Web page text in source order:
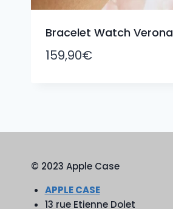
Bracelet Watch Verona
159,90€
© 2023 Apple Case
APPLE CASE
13 rue Etienne Dolet